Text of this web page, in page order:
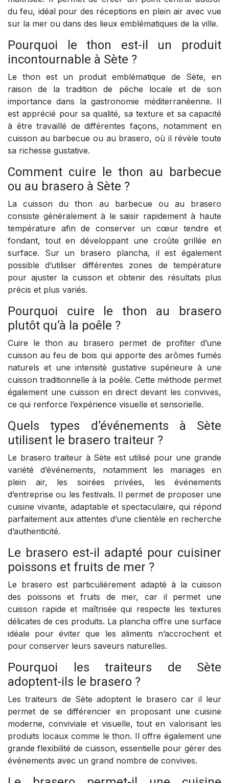
du feu, idéal pour des réceptions en plein air avec vue
sur la mer ou dans des lieux emblématiques de la ville.
Pourquoi le thon est-il un produit
incontournable à Sète ?
Le thon est un produit emblématique de Sète, en
raison de la tradition de pêche locale et de son
importance dans la gastronomie méditerranéenne. Il
est apprécié pour sa qualité, sa texture et sa capacité
à être travaillé de différentes façons, notamment en
cuisson au barbecue ou au brasero, où il révèle toute
sa richesse gustative.
Comment cuire le thon au barbecue
ou au brasero à Sète ?
La cuisson du thon au barbecue ou au brasero
consiste généralement à le saisir rapidement à haute
température afin de conserver un cœur tendre et
fondant, tout en développant une croûte grillée en
surface. Sur un brasero plancha, il est également
possible d’utiliser différentes zones de température
pour ajuster la cuisson et obtenir des résultats plus
précis et plus variés.
Pourquoi cuire le thon au brasero
plutôt qu’à la poêle ?
Cuire le thon au brasero permet de profiter d’une
cuisson au feu de bois qui apporte des arômes fumés
naturels et une intensité gustative supérieure à une
cuisson traditionnelle à la poêle. Cette méthode permet
également une cuisson en direct devant les convives,
ce qui renforce l’expérience visuelle et sensorielle.
Quels types d’événements à Sète
utilisent le brasero traiteur ?
Le brasero traiteur à Sète est utilisé pour une grande
variété d’événements, notamment les mariages en
plein air, les soirées privées, les événements
d’entreprise ou les festivals. Il permet de proposer une
cuisine vivante, adaptable et spectaculaire, qui répond
parfaitement aux attentes d’une clientèle en recherche
d’authenticité.
Le brasero est-il adapté pour cuisiner
poissons et fruits de mer ?
Le brasero est particulièrement adapté à la cuisson
des poissons et fruits de mer, car il permet une
cuisson rapide et maîtrisée qui respecte les textures
délicates de ces produits. La plancha offre une surface
idéale pour éviter que les aliments n’accrochent et
pour conserver leurs saveurs naturelles.
Pourquoi les traiteurs de Sète
adoptent-ils le brasero ?
Les traiteurs de Sète adoptent le brasero car il leur
permet de se différencier en proposant une cuisine
moderne, conviviale et visuelle, tout en valorisant les
produits locaux comme le thon. Il offre également une
grande flexibilité de cuisson, essentielle pour gérer des
événements avec un grand nombre de convives.